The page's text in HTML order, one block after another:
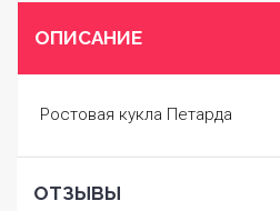
ОПИСАНИЕ
Ростовая кукла Петарда
ОТЗЫВЫ